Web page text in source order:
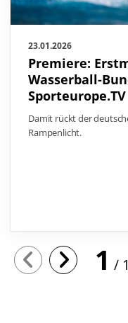
23.01.2026
Premiere:
Wasserball-
Sporteurope.TV
Damit rückt der
Rampenlicht.
1